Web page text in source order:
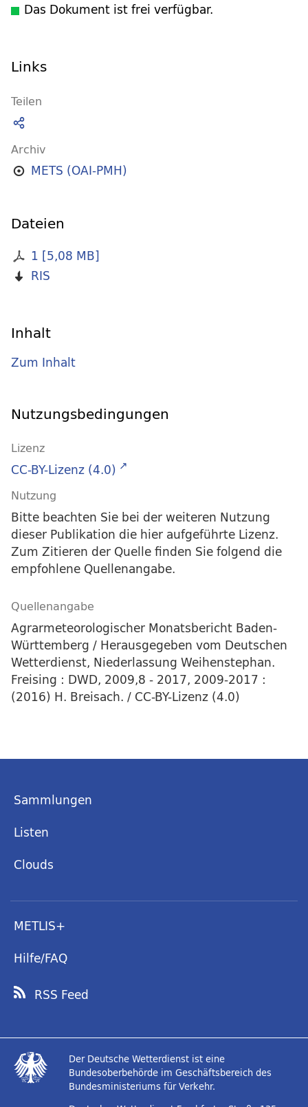
Das Dokument ist frei verfügbar.
Links
Teilen
Archiv
METS (OAI-PMH)
Dateien
1 [5,08 MB]
RIS
Inhalt
Zum Inhalt
Nutzungsbedingungen
Lizenz
CC-BY-Lizenz (4.0)
Nutzung
Bitte beachten Sie bei der weiteren Nutzung
dieser Publikation die hier aufgeführte Lizenz.
Zum Zitieren der Quelle finden Sie folgend die
empfohlene Quellenangabe.
Quellenangabe
Agrarmeteorologischer Monatsbericht Baden-
Württemberg / Herausgegeben vom Deutschen
Wetterdienst, Niederlassung Weihenstephan.
Freising : DWD, 2009,8 - 2017, 2009-2017 :
(2016) H. Breisach. / CC-BY-Lizenz (4.0)
Sammlungen
Listen
Clouds
METLIS+
Hilfe/FAQ
RSS Feed
Der Deutsche Wetterdienst ist eine
Bundesoberbehörde im Geschäftsbereich des
Bundesministeriums für Verkehr.